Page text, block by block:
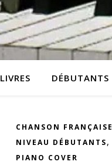
LIVRES DÉBUTANTS
CHANSON FRANÇAISE
NIVEAU DÉBUTANTS,
PIANO COVER